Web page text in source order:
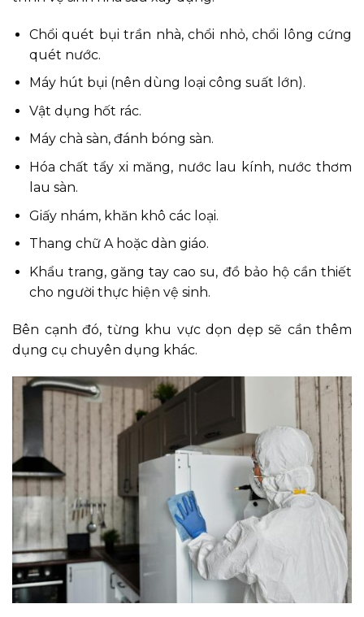
Chổi quét bụi trần nhà, chổi nhỏ, chổi lông cứng
quét nước.
Máy hút bụi (nên dùng loại công suất lớn).
Vật dụng hốt rác.
Máy chà sàn, đánh bóng sàn.
Hóa chất tẩy xi măng, nước lau kính, nước thơm
lau sàn.
Giấy nhám, khăn khô các loại.
Thang chữ A hoặc dàn giáo.
Khẩu trang, găng tay cao su, đồ bảo hộ cần thiết
cho người thực hiện vệ sinh.
Bên cạnh đó, từng khu vực dọn dẹp sẽ cần thêm
dụng cụ chuyên dụng khác.